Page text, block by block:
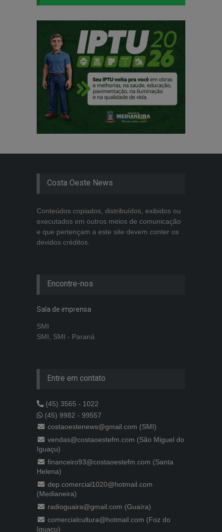
Costa Oeste News
Conteúdos copiados, distribuídos, exibidos ou
executados em outros meios de comunicação
e que pertençam a este site devem conter os
devidos créditos.
Encontre-nos
Sala de imprensa
SMI
SMI, SMI - Paraná
Entre em contato
(45) 3565 - 1022
(45) 9982 - 99557
costaoestenews@gmail.com (SMI)
vendas@costaoestefm.com (São Miguel do
Iguaçu)
financeiro93@costaoestefm.com (Santa
Helena)
dep.comercial1020@hotmail.com
(Medianeira)
radioguaira@gmail.com (Guaíra)
comercialcultura@hotmail.com (Foz do
Iguaçu)